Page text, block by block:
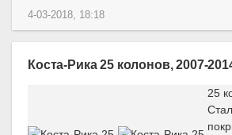
4-03-2018, 18:18
Коста-Рика 25 колонов, 2007-
25